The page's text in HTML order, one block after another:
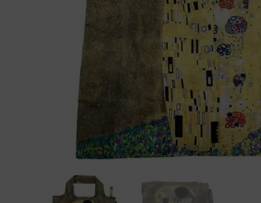
Paul Klee
Rosina Wachtmeister
Tamara de Lempicka
Vincent van Gogh
Wassily Kandinsky
Wolfgang Amadeus Mozart